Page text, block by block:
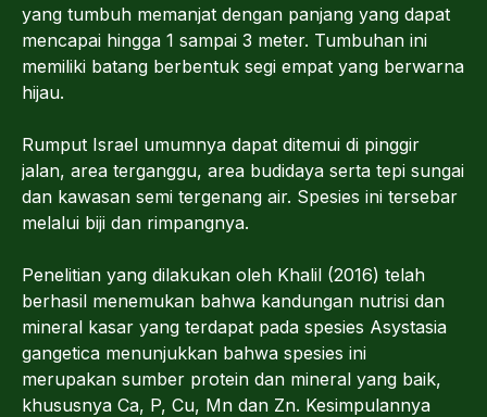
yang tumbuh memanjat dengan panjang yang dapat
mencapai hingga 1 sampai 3 meter. Tumbuhan ini
memiliki batang berbentuk segi empat yang berwarna
hijau.
Rumput Israel umumnya dapat ditemui di pinggir
jalan, area terganggu, area budidaya serta tepi sungai
dan kawasan semi tergenang air. Spesies ini tersebar
melalui biji dan rimpangnya.
Penelitian yang dilakukan oleh Khalil (2016) telah
berhasil menemukan bahwa kandungan nutrisi dan
mineral kasar yang terdapat pada spesies Asystasia
gangetica menunjukkan bahwa spesies ini
merupakan sumber protein dan mineral yang baik,
khususnya Ca, P, Cu, Mn dan Zn. Kesimpulannya